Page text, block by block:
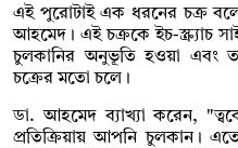
এই পুরোটাই এক ধরনের চক্র
আহমেদ। এই চক্রকে ইচ-স্ক্র্যাচ
চুলকানির অনুভূতি হওয়া এবং
চক্রের মতো চলে।
ডা. আহমেদ ব্যাখ্যা করেন,
প্রতিক্রিয়ায় আপনি চুলকান।